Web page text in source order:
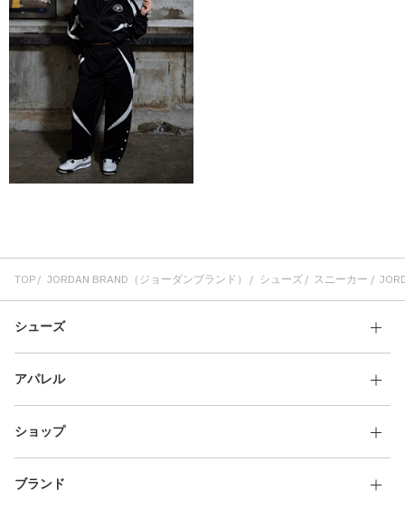
TOP JORDAN BRAND（ジョーダンブランド） シューズ スニーカー
シューズ
アパレル
ショップ
ブランド